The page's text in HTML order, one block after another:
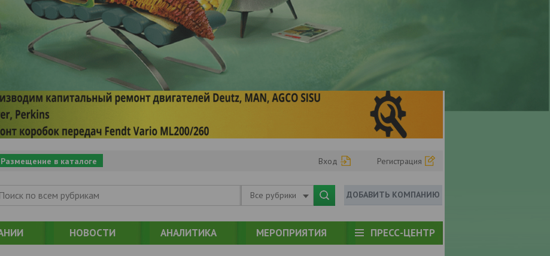
Размещение в каталоге Вход Регистрация
Все рубрики ДОБАВИТЬ КОМПАНИЮ
НОВОСТИ АНАЛИТИКА МЕРОПРИЯТИЯ ПРЕСС-ЦЕНТР